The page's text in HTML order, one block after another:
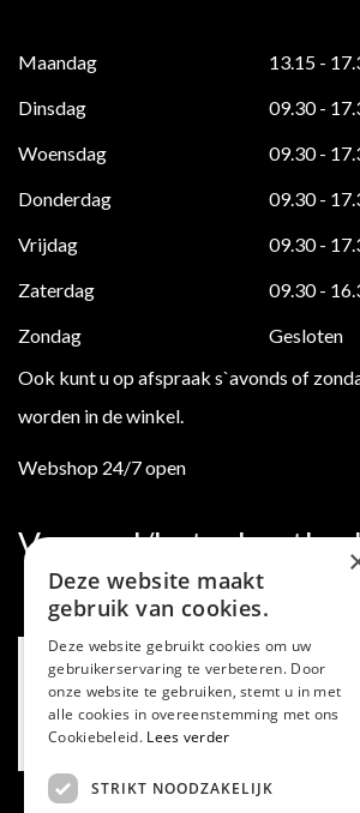
Maandag
13.15 -
Dinsdag
09.30 -
Woensdag
09.30 -
Donderdag
09.30 -
Vrijdag
09.30 -
Zaterdag
09.30 -
Zondag
Gesloten
Ook kunt u op afspraak s`avonds of
worden in de winkel.
Webshop 24/7 open
Verzend/
Deze website maakt
gebruik van cookies.
Deze website gebruikt cookies om uw
gebruikerservaring te verbeteren. Door
onze website te gebruiken, stemt u in met
alle cookies in overeenstemming met ons
Cookiebeleid. Lees verder
STRIKT NOODZAKELIJK